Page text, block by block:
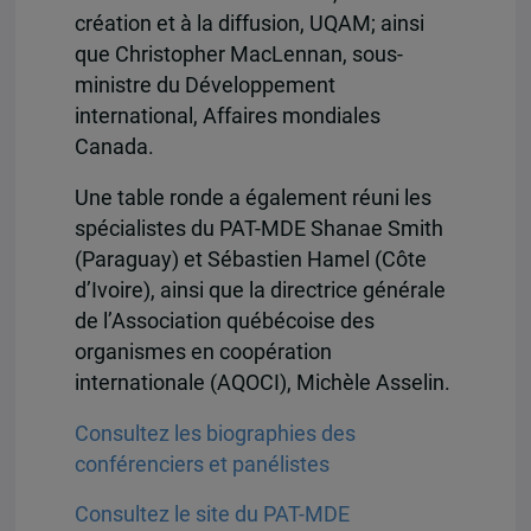
création et à la diffusion, UQAM; ainsi
que Christopher MacLennan, sous-
ministre du Développement
international, Affaires mondiales
Canada.
Une table ronde a également réuni les
spécialistes du PAT-MDE Shanae Smith
(Paraguay) et Sébastien Hamel (Côte
d’Ivoire), ainsi que la directrice générale
de l’Association québécoise des
organismes en coopération
internationale (AQOCI), Michèle Asselin.
Consultez les biographies des
conférenciers et panélistes
Consultez le site du PAT-MDE